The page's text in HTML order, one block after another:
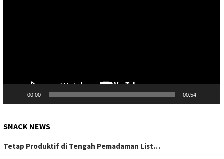
00:00 00:54
SNACK NEWS
Tetap Produktif di Tengah Pemadaman List…